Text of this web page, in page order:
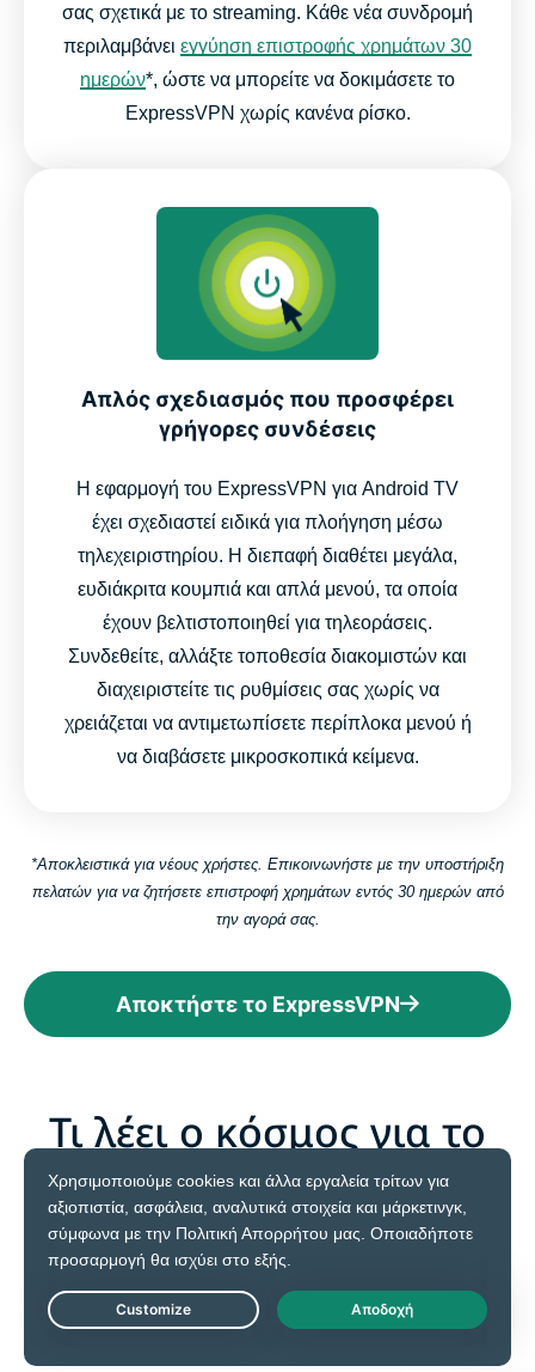
σας σχετικά με το streaming. Κάθε νέα συνδρομή
περιλαμβάνει εγγύηση επιστροφής χρημάτων 30
ημερών*, ώστε να μπορείτε να δοκιμάσετε το
ExpressVPN χωρίς κανένα ρίσκο.
Απλός σχεδιασμός που προσφέρει
γρήγορες συνδέσεις
Η εφαρμογή του ExpressVPN για Android TV
έχει σχεδιαστεί ειδικά για πλοήγηση μέσω
τηλεχειριστηρίου. Η διεπαφή διαθέτει μεγάλα,
ευδιάκριτα κουμπιά και απλά μενού, τα οποία
έχουν βελτιστοποιηθεί για τηλεοράσεις.
Συνδεθείτε, αλλάξτε τοποθεσία διακομιστών και
διαχειριστείτε τις ρυθμίσεις σας χωρίς να
χρειάζεται να αντιμετωπίσετε περίπλοκα μενού ή
να διαβάσετε μικροσκοπικά κείμενα.
*Αποκλειστικά για νέους χρήστες. Επικοινωνήστε με την υποστήριξη
πελατών για να ζητήσετε επιστροφή χρημάτων εντός 30 ημερών από
την αγορά σας.
Αποκτήστε το ExpressVPN
Τι λέει ο κόσμος για το
ExpressVPN
Δείτε γιατί οι ικανοποιημένοι συνδρομητές μας
Live Chat